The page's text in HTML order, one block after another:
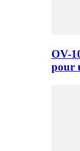
OV-
pour